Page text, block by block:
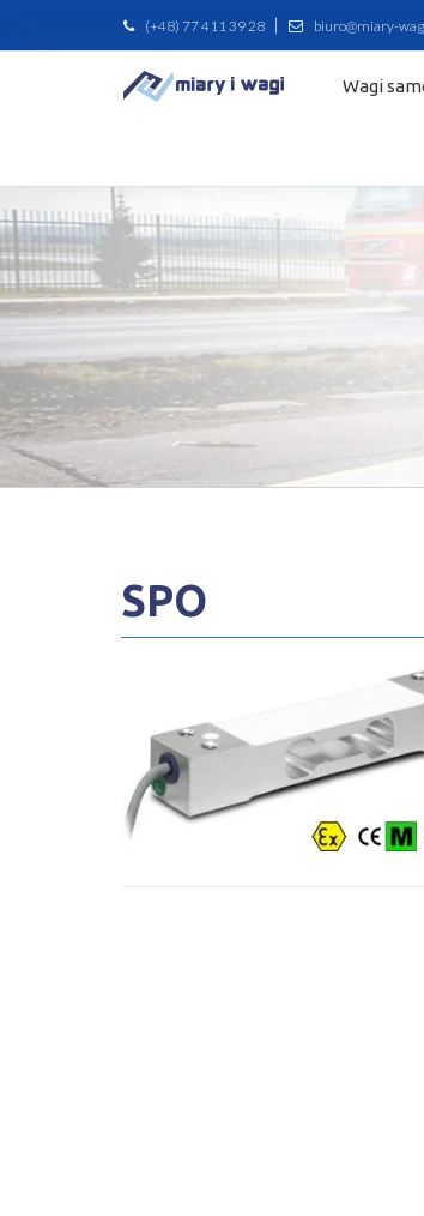
(+48) 77 411 39 28 biuro@miary-
Wagi
SPO